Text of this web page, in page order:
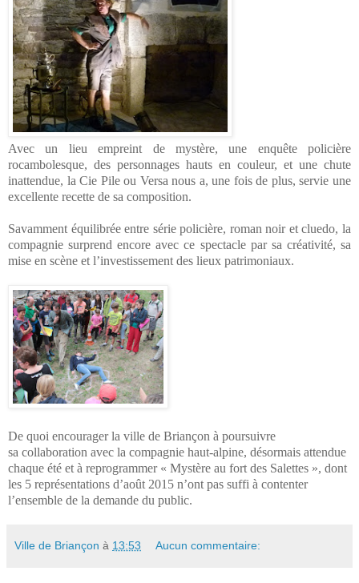
Avec un lieu empreint de mystère, une enquête policière
rocambolesque, des personnages hauts en couleur, et une chute
inattendue, la Cie Pile ou Versa nous a, une fois de plus, servie une
excellente recette de sa composition.
Savamment équilibrée entre série policière, roman noir et cluedo, la
compagnie surprend encore avec ce spectacle par sa créativité, sa
mise en scène et l’investissement des lieux patrimoniaux.
De quoi encourager la ville de Briançon à poursuivre
sa collaboration avec la compagnie haut-alpine, désormais attendue
chaque été et à reprogrammer « Mystère au fort des Salettes », dont
les 5 représentations d’août 2015 n’ont pas suffi à contenter
l’ensemble de la demande du public.
Ville de Briançon à 13:53 Aucun commentaire: